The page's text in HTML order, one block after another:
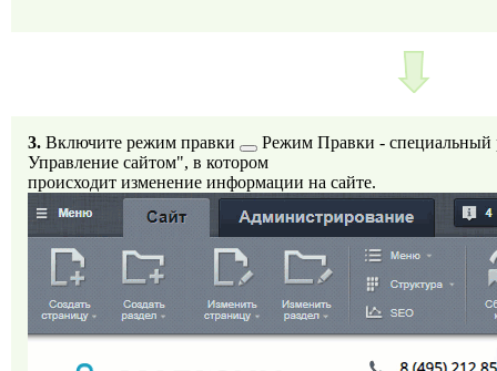
3. Включите режим правки
Режим Правки -
Управление сайтом", в котором
происходит изменение информации на сайте.